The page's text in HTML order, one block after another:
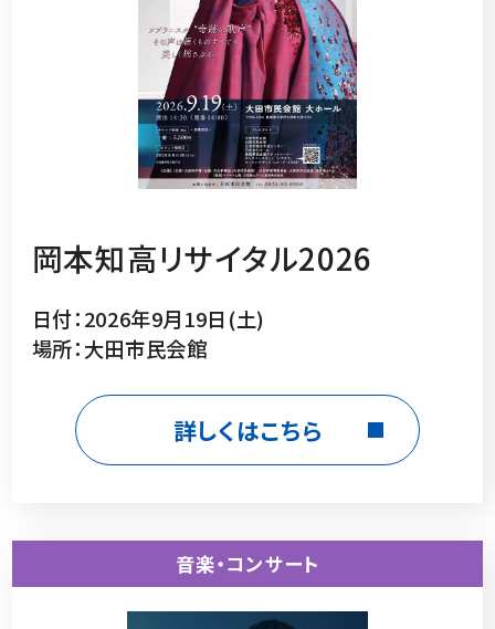
岡本知高リサイタル2026
日付：2026年9月19日(土)
場所：大田市民会館
詳しくはこちら
音楽・コンサート